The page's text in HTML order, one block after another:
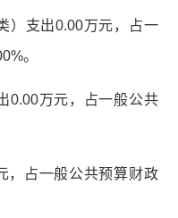
）支出0.00万元，占一
。
0.00万元，占一般公共
，占一般公共预算财政